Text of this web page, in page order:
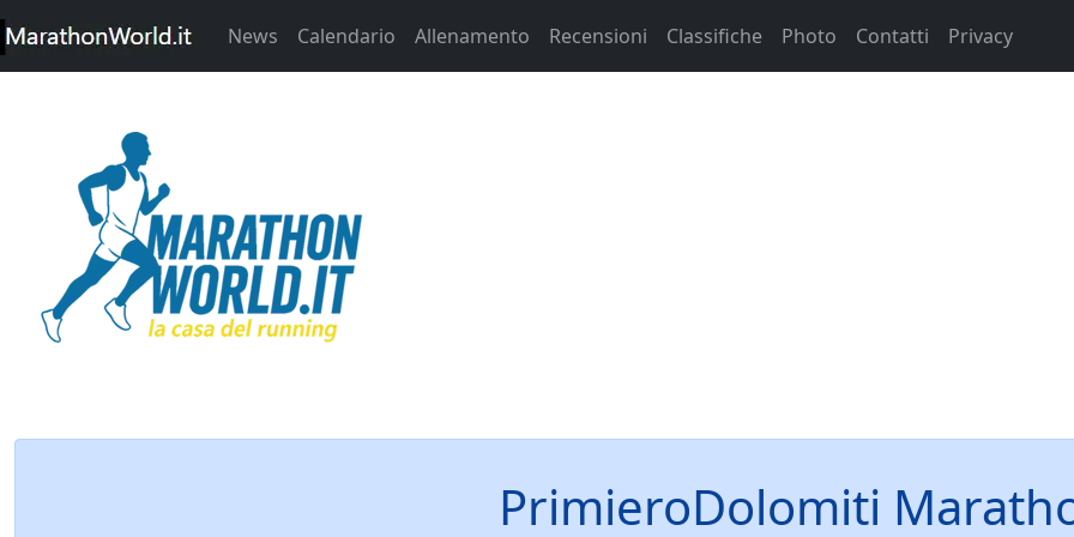
News Calendario Allenamento Recensioni Classifiche Photo Contatti Privacy
PrimieroDolomiti